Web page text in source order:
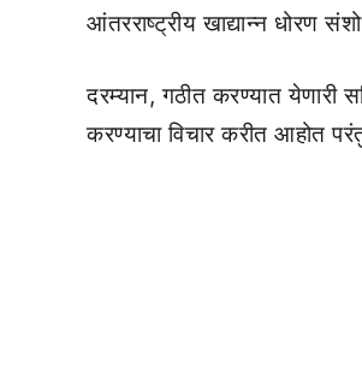
आंतरराष्ट्रीय खाद्यान्न धोरण
दरम्यान, गठीत करण्यात येणारी
करण्याचा विचार करीत आहोत